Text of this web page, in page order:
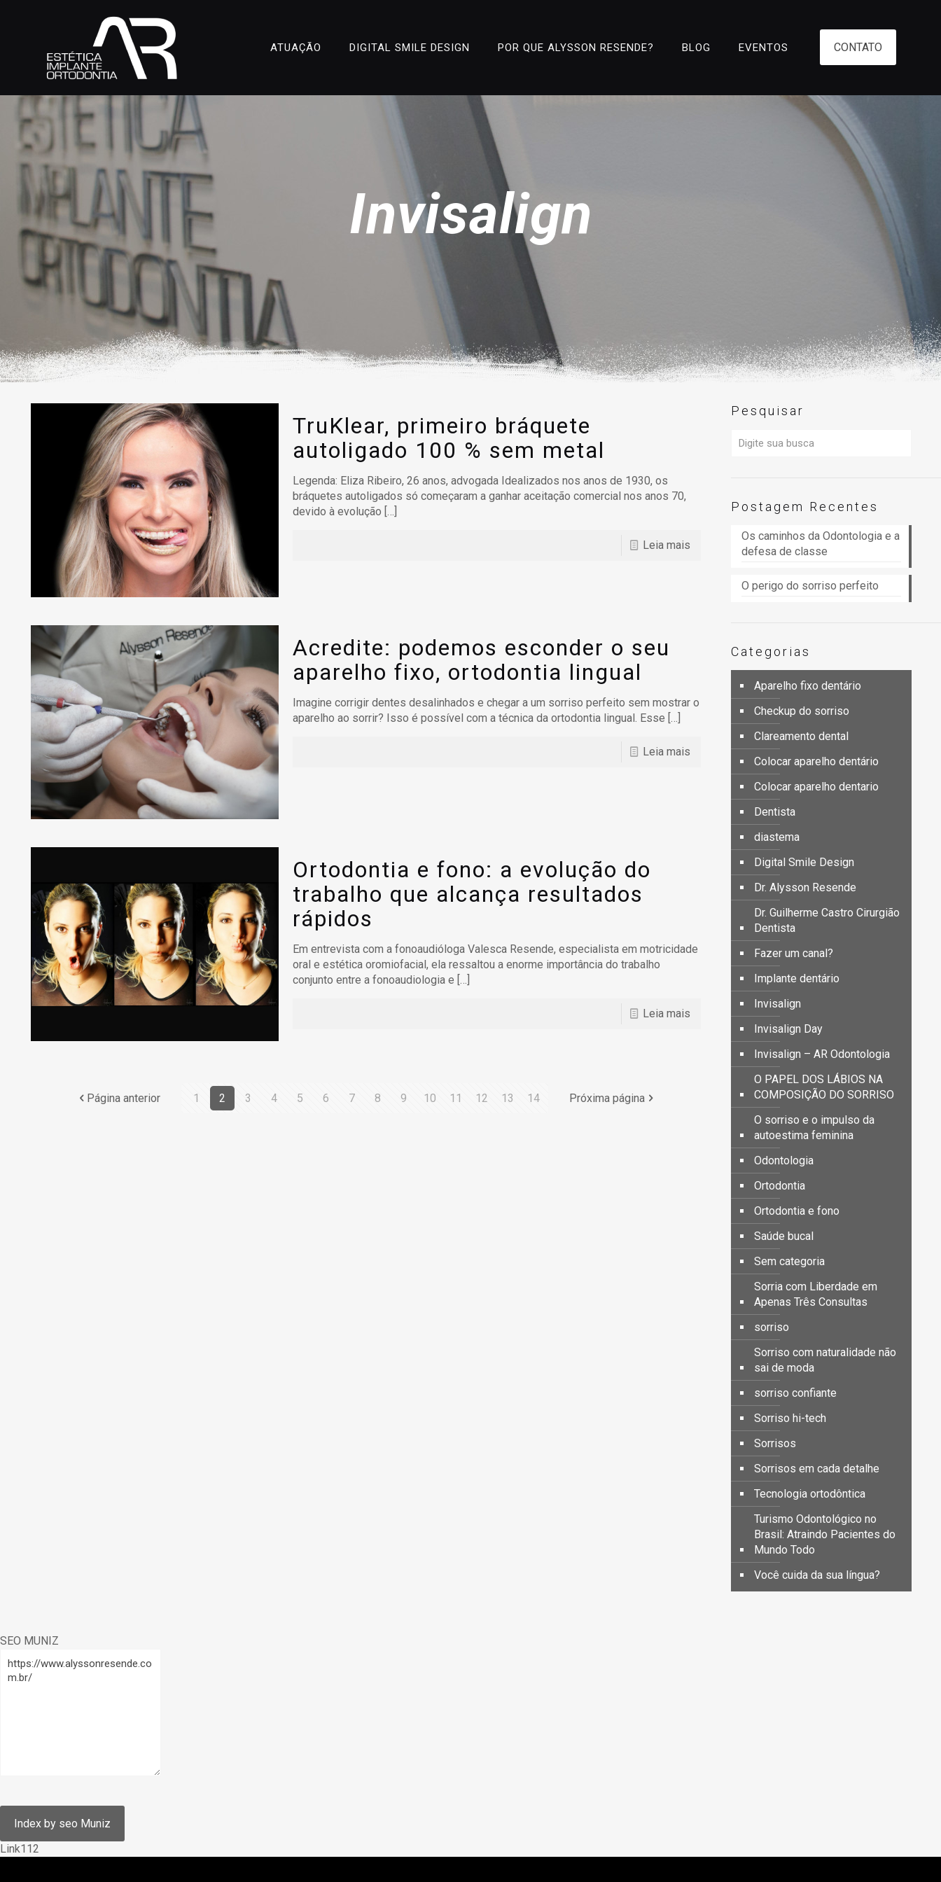
ATUAÇÃO DIGITAL SMILE DESIGN POR QUE ALYSSON RESENDE? BLOG EVENTOS CONTATO
Invisalign
TruKlear, primeiro bráquete
autoligado 100 % sem metal
Legenda: Eliza Ribeiro, 26 anos, advogada Idealizados nos anos de 1930, os
bráquetes autoligados só começaram a ganhar aceitação comercial nos anos 70,
devido à evolução […]
Leia mais
Acredite: podemos esconder o seu
aparelho fixo, ortodontia lingual
Imagine corrigir dentes desalinhados e chegar a um sorriso perfeito sem mostrar o
aparelho ao sorrir? Isso é possível com a técnica da ortodontia lingual. Esse […]
Leia mais
Ortodontia e fono: a evolução do
trabalho que alcança resultados
rápidos
Em entrevista com a fonoaudióloga Valesca Resende, especialista em motricidade
oral e estética oromiofacial, ela ressaltou a enorme importância do trabalho
conjunto entre a fonoaudiologia e […]
Leia mais
Página anterior 1 2 3 4 5 6 7 8 9 10 11 12 13 14 Próxima página
Pesquisar
Postagem Recentes
Os caminhos da Odontologia e a
defesa de classe
O perigo do sorriso perfeito
Categorias
Aparelho fixo dentário
Checkup do sorriso
Clareamento dental
Colocar aparelho dentário
Colocar aparelho dentario
Dentista
diastema
Digital Smile Design
Dr. Alysson Resende
Dr. Guilherme Castro Cirurgião
Dentista
Fazer um canal?
Implante dentário
Invisalign
Invisalign Day
Invisalign – AR Odontologia
O PAPEL DOS LÁBIOS NA
COMPOSIÇÃO DO SORRISO
O sorriso e o impulso da
autoestima feminina
Odontologia
Ortodontia
Ortodontia e fono
Saúde bucal
Sem categoria
Sorria com Liberdade em
Apenas Três Consultas
sorriso
Sorriso com naturalidade não
sai de moda
sorriso confiante
Sorriso hi-tech
Sorrisos
Sorrisos em cada detalhe
Tecnologia ortodôntica
Turismo Odontológico no
Brasil: Atraindo Pacientes do
Mundo Todo
Você cuida da sua língua?
SEO MUNIZ
Link112